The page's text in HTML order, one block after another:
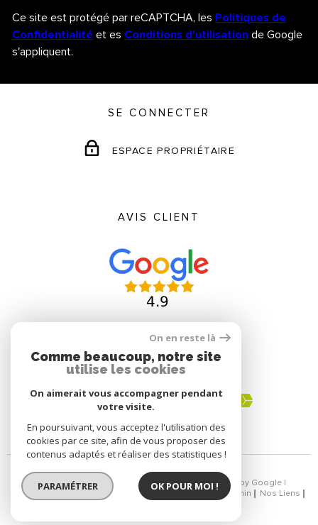
Ce site est protégé par reCAPTCHA, les Politiques de
Confidentialité et es Conditions d'utilisation de Google
s'appliquent.
SE CONNECTER
ESPACE PROPRIÉTAIRE
AVIS CLIENT
ADHÉRENTS
© 2026 | Tous droits réservés | Traduction powered by Google |
Nos Honoraires
Plan Du Site Mentions Légales Admin
Nos Liens
Politique RGPD
Cookies
On en reste là
Comme beaucoup, notre site
utilise les cookies
On aimerait vous accompagner pendant
votre visite.
En poursuivant, vous acceptez l'utilisation des
cookies par ce site, afin de vous proposer des
contenus adaptés et réaliser des statistiques !
PARAMÉTRER OK POUR MOI !